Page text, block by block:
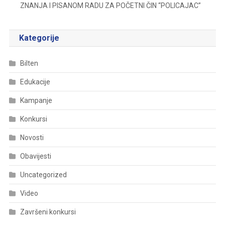
ZNANJA I PISANOM RADU ZA POČETNI ČIN “POLICAJAC”
Kategorije
Bilten
Edukacije
Kampanje
Konkursi
Novosti
Obavijesti
Uncategorized
Video
Završeni konkursi